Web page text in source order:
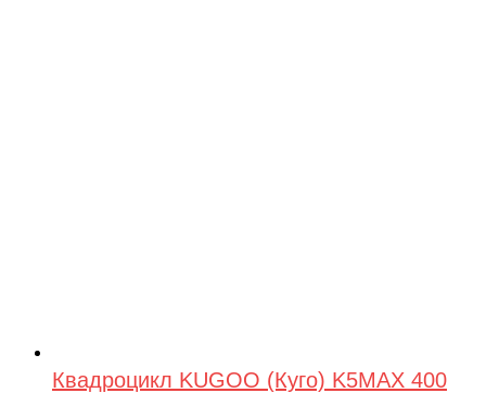
Квадроцикл KUGOO (Куго) K5MAX 400